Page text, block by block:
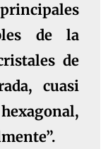
de la
de
cuasi